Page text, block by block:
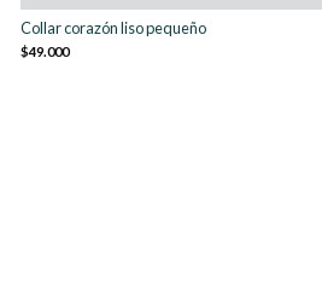
Collar corazón liso pequeño
$49.000